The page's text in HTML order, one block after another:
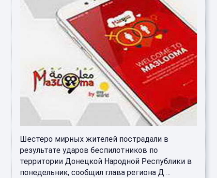
Шестеро мирных жителей пострадали в
результате ударов беспилотников по
территории Донецкой Народной Республики в
понедельник, сообщил глава региона Д ...